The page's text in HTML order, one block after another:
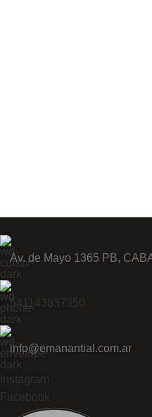
Av. de Mayo 1365 PB,
541143837350
info@emanantial.com.ar
Instagram
Facebook